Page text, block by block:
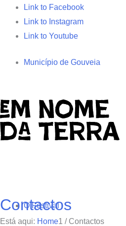
Link to Facebook
Link to Instagram
Link to Youtube
Município de Gouveia
O Festival
Contactos
Está aqui: Home1 / Contactos